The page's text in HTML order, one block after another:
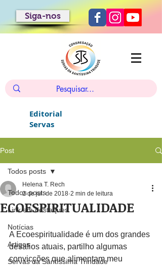
Siga-nos
Editorial
Servas
Post
Todos posts
Link em destaques
Notícias
Artigos
Servas da Santíssima Trindade
Todos posts
ECOESPIRITUALIDADE
Helena T. Rech
2 de jul. de 2018 2 min de leitura
A Ecoespiritualidade é um dos grandes
desafios atuais, partilho algumas
convicções que alimentam meu